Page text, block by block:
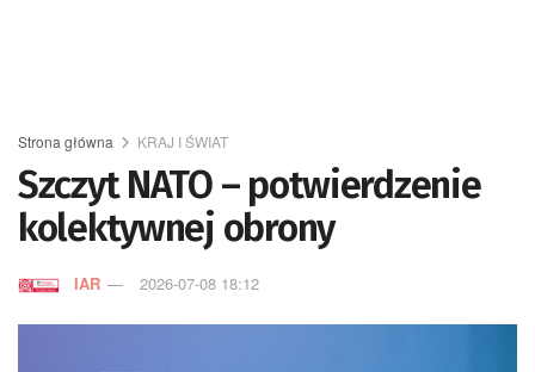
Strona główna KRAJ I ŚWIAT
Szczyt NATO – potwierdzenie
kolektywnej obrony
IAR 2026-07-08 18:12